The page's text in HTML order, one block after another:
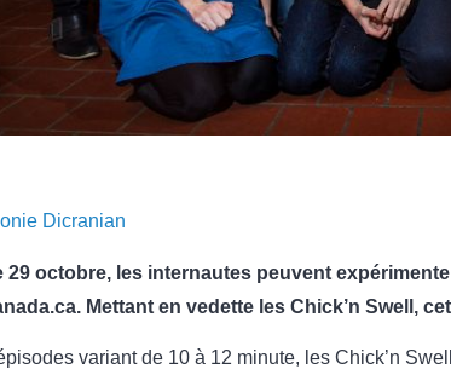
Dicranian
29 octobre, les internautes peuvent
Mettant en vedette les Chick’n Swell,
variant de 10 à 12 minute, les Chick’n